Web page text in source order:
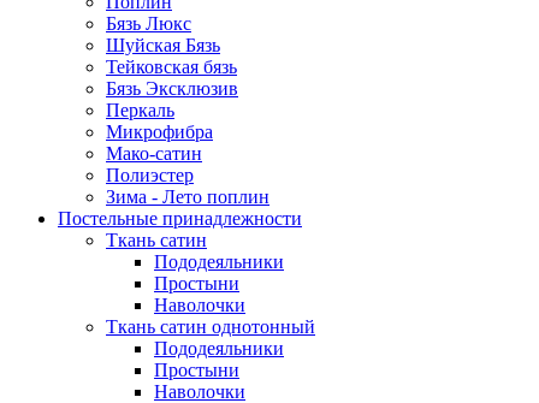
Бязь Люкс
Шуйская Бязь
Тейковская бязь
Бязь Эксклюзив
Перкаль
Микрофибра
Мако-сатин
Полиэстер
Зима - Лето поплин
Постельные принадлежности
Ткань сатин
Пододеяльники
Простыни
Наволочки
Ткань сатин однотонный
Пододеяльники
Простыни
Наволочки